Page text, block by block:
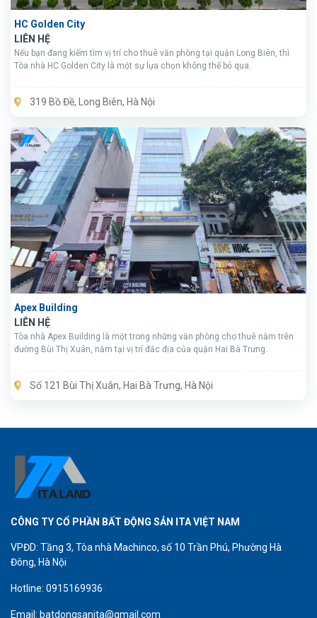
HC Golden City
LIÊN HỆ
Nếu bạn đang kiếm tìm vị trí cho thuê văn phòng tại quận Long Biên, thì
Tòa nhà HC Golden City là một sự lựa chọn không thể bỏ qua.
319 Bồ Đề, Long Biên, Hà Nội
Apex Building
LIÊN HỆ
Tòa nhà Apex Building là một trong những văn phòng cho thuê nằm trên
đường Bùi Thị Xuân, nằm tại vị trí đắc địa của quận Hai Bà Trưng.
Số 121 Bùi Thị Xuân, Hai Bà Trưng, Hà Nội
CÔNG TY CỔ PHẦN BẤT ĐỘNG SẢN ITA VIỆT NAM
VPĐD: Tầng 3, Tòa nhà Machinco, số 10 Trần Phú, Phường Hà
Đông, Hà Nội
Hotline: 0915169936
Email: batdongsanita@gmail.com